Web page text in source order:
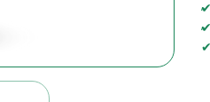
,
,